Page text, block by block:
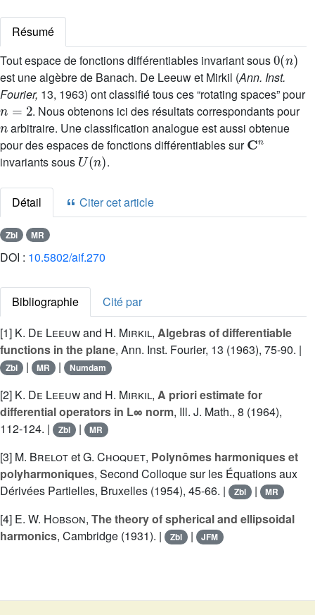
Résumé
Tout espace de fonctions différentiables invariant sous
0(n)
est une algèbre de Banach. De Leeuw et Mirkil (Ann. Inst.
Fourier, 13, 1963) ont classifié tous ces “rotating spaces” pour
n=2
. Nous obtenons ici des résultats correspondants pour
n
arbitraire. Une classification analogue est aussi obtenue
pour des espaces de fonctions différentiables sur
Cn
invariants sous
U(n)
.
Détail Citer cet article
Zbl MR
DOI : 10.5802/aif.270
Bibliographie
Cité par
[1] K. De Leeuwand H. Mirkil, Algebras of differentiable
functions in the plane, Ann. Inst. Fourier, 13 (1963), 75-90. |
Zbl | MR | Numdam
[2] K. De Leeuwand H. Mirkil, A priori estimate for
differential operators in L∞ norm, Ill. J. Math., 8 (1964),
112-124. |
Zbl | MR
[3] M. BrelotetG. Choquet, Polynômes harmoniques et
polyharmoniques, Second Colloque sur les Équations aux
Dérivées Partielles, Bruxelles (1954), 45-66. |
Zbl | MR
[4] E. W. Hobson, The theory of spherical and ellipsoidal
harmonics, Cambridge (1931). | Zbl | JFM